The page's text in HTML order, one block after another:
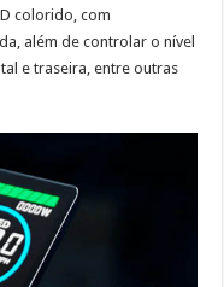
colorido, com
além de controlar o nível
e traseira, entre outras